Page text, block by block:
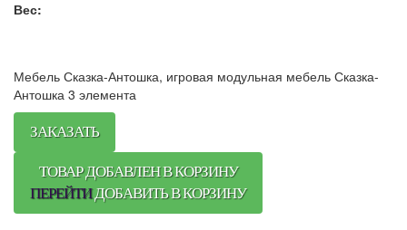
Вес:
Мебель Сказка-Антошка, игровая модульная мебель Сказка-
Антошка 3 элемента
ЗАКАЗАТЬ
ТОВАР ДОБАВЛЕН В КОРЗИНУ
ПЕРЕЙТИДОБАВИТЬ В КОРЗИНУ